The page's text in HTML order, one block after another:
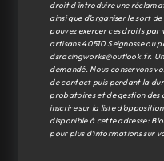
droit d’introduire une
ainsi que d’organiser le sort
pouvez exercer ces droits par
artisans 40510 Seignosse ou
dsracingworks@outlook.fr.
demandé. Nous conservons
de contact puis pendant la
probatoires et de gestion des
inscrire sur la liste
disponible à cette adresse:
pour plus d’informations sur